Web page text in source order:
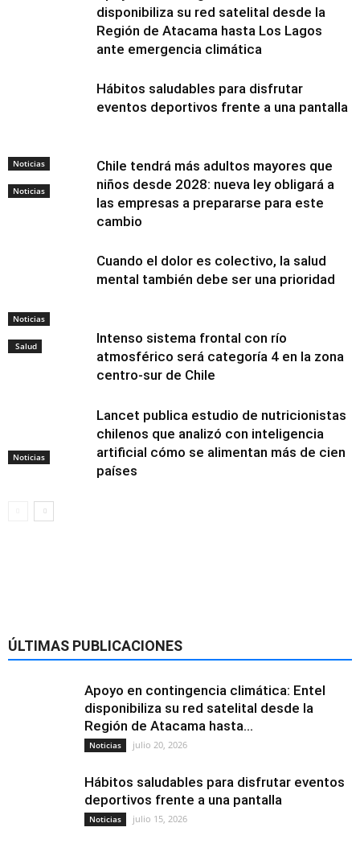
Noticias
disponibiliza su red satelital desde la
Región de Atacama hasta Los Lagos
ante emergencia climática
Noticias
Hábitos saludables para disfrutar
eventos deportivos frente a una pantalla
Noticias
Chile tendrá más adultos mayores que
niños desde 2028: nueva ley obligará a
las empresas a prepararse para este
cambio
Salud
Cuando el dolor es colectivo, la salud
mental también debe ser una prioridad
Noticias
Intenso sistema frontal con río
atmosférico será categoría 4 en la zona
centro-sur de Chile
Lancet publica estudio de nutricionistas
chilenos que analizó con inteligencia
artificial cómo se alimentan más de cien
países
ÚLTIMAS PUBLICACIONES
Apoyo en contingencia climática: Entel
disponibiliza su red satelital desde la
Región de Atacama hasta...
Noticias julio 20, 2026
Hábitos saludables para disfrutar eventos
deportivos frente a una pantalla
Noticias julio 15, 2026